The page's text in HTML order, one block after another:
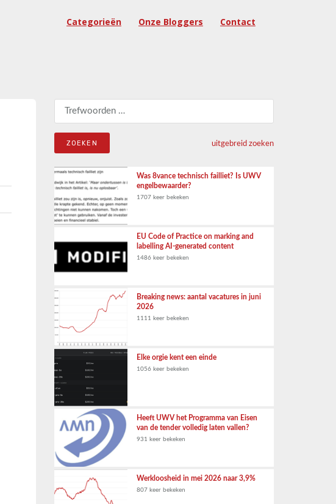
Categorieën Onze Bloggers Contact
Zoeken naar:
uitgebreid zoeken
Was 8vance technisch failliet? Is UWV
engelbewaarder?
1707 keer bekeken
EU Code of Practice on marking and
labelling AI-generated content
1486 keer bekeken
Breaking news: aantal vacatures in juni
2026
1111 keer bekeken
Elke orgie kent een einde
1056 keer bekeken
Heeft UWV het Programma van Eisen
van de tender volledig laten vallen?
931 keer bekeken
Werkloosheid in mei 2026 naar 3,9%
807 keer bekeken